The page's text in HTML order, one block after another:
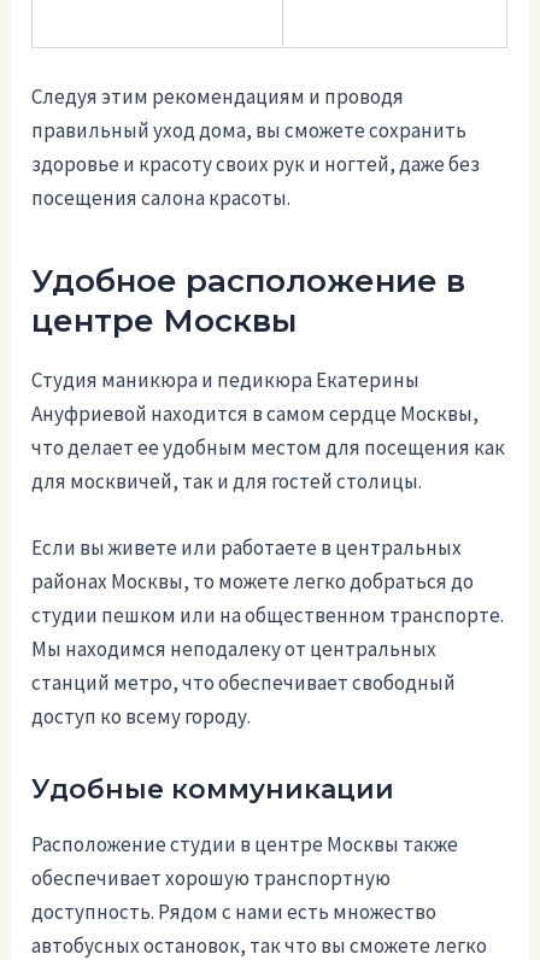
Следуя этим рекомендациям и проводя
правильный уход дома, вы сможете сохранить
здоровье и красоту своих рук и ногтей, даже без
посещения салона красоты.
Удобное расположение в
центре Москвы
Студия маникюра и педикюра Екатерины
Ануфриевой находится в самом сердце Москвы,
что делает ее удобным местом для посещения как
для москвичей, так и для гостей столицы.
Если вы живете или работаете в центральных
районах Москвы, то можете легко добраться до
студии пешком или на общественном транспорте.
Мы находимся неподалеку от центральных
станций метро, что обеспечивает свободный
доступ ко всему городу.
Удобные коммуникации
Расположение студии в центре Москвы также
обеспечивает хорошую транспортную
доступность. Рядом с нами есть множество
автобусных остановок, так что вы сможете легко